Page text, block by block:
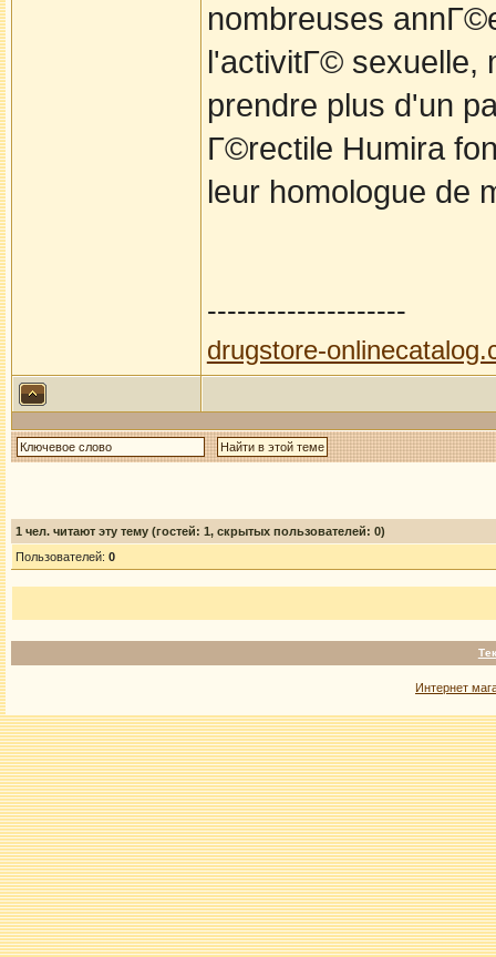
nombreuses
l'activitГ© sexuelle,
prendre plus d'un
Г©rectile Humira
leur homologue de
--------------------
drugstore-
1 чел. читают эту тему (гостей: 1, скрытых пользователей: 0)
Пользователей: 0
Интернет